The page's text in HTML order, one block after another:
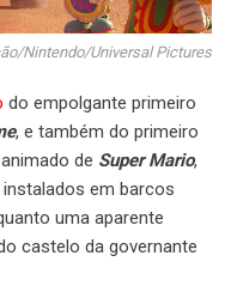
Nintendo/Universal Pictures
do empolgante primeiro
, e também do primeiro
de Super Mario,
instalados em barcos
uma aparente
castelo da governante